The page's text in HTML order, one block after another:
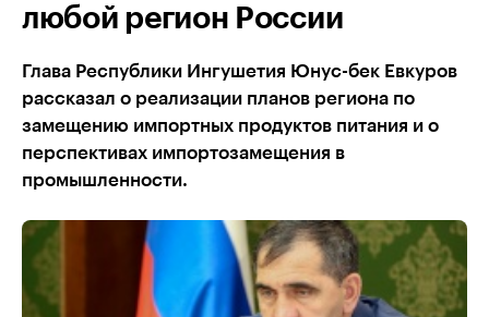
любой регион России
Глава Республики Ингушетия Юнус-бек Евкуров
рассказал о реализации планов региона по
замещению импортных продуктов питания и о
перспективах импортозамещения в
промышленности.